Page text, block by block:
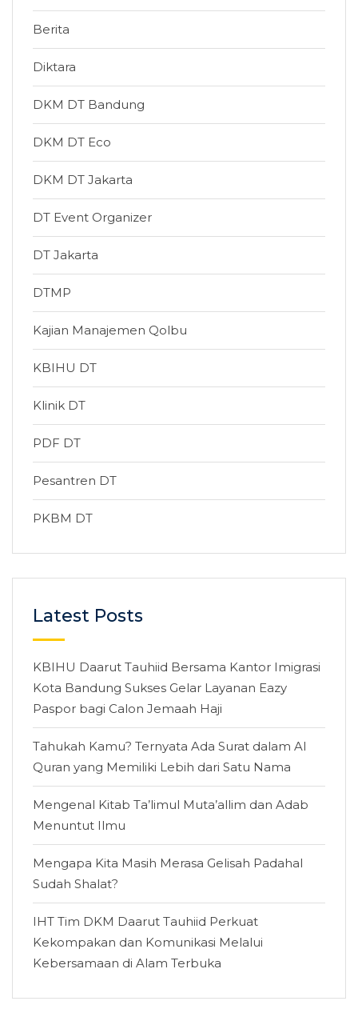
Berita
Diktara
DKM DT Bandung
DKM DT Eco
DKM DT Jakarta
DT Event Organizer
DT Jakarta
DTMP
Kajian Manajemen Qolbu
KBIHU DT
Klinik DT
PDF DT
Pesantren DT
PKBM DT
Latest Posts
KBIHU Daarut Tauhiid Bersama Kantor Imigrasi
Kota Bandung Sukses Gelar Layanan Eazy
Paspor bagi Calon Jemaah Haji
Tahukah Kamu? Ternyata Ada Surat dalam Al
Quran yang Memiliki Lebih dari Satu Nama
Mengenal Kitab Ta’limul Muta’allim dan Adab
Menuntut Ilmu
Mengapa Kita Masih Merasa Gelisah Padahal
Sudah Shalat?
IHT Tim DKM Daarut Tauhiid Perkuat
Kekompakan dan Komunikasi Melalui
Kebersamaan di Alam Terbuka